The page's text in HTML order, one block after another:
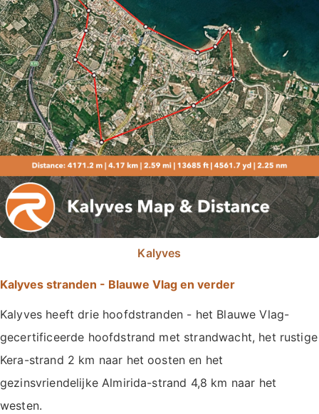
Kalyves
Kalyves stranden - Blauwe Vlag en verder
Kalyves heeft drie hoofdstranden - het Blauwe Vlag-
gecertificeerde hoofdstrand met strandwacht, het rustige
Kera-strand 2 km naar het oosten en het
gezinsvriendelijke Almirida-strand 4,8 km naar het
westen.